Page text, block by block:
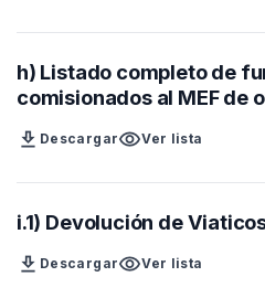
h) Listado completo de
comisionados al MEF de
download DescargarvisibilityVer lista
i.1) Devolución de
download DescargarvisibilityVer lista